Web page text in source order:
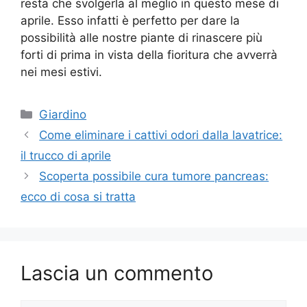
resta che svolgerla al meglio in questo mese di
aprile. Esso infatti è perfetto per dare la
possibilità alle nostre piante di rinascere più
forti di prima in vista della fioritura che avverrà
nei mesi estivi.
Categorie
Giardino
Come eliminare i cattivi odori dalla lavatrice:
il trucco di aprile
Scoperta possibile cura tumore pancreas:
ecco di cosa si tratta
Lascia un commento